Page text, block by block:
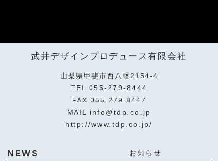
武井デザインプロデュース有限会社
山梨県甲斐市西八幡2154-4
TEL 055-279-8444
FAX 055-279-8447
MAIL info@tdp.co.jp
http://www.tdp.co.jp/
NEWS お知らせ